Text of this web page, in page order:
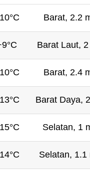
Barat, 2.2
Barat Laut,
Barat, 2.4
Barat Daya,
Selatan, 1
Selatan, 1.1